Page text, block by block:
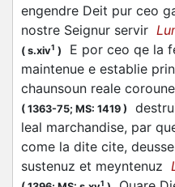
engendre Deit pur ceo
nostre Seignur servir
( s.xiv1 )
E por ceo qe la
maintenue e establie
chaunsoun reale
( 1363-75; MS: 1419 )
leal marchandise, par
come la dite cite,
sustenuz et meyntenuz
1